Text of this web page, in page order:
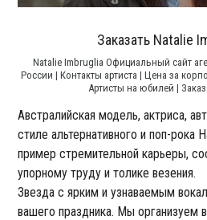
Заказать Natalie
Natalie Imbruglia Официальный сайт
России | Контакты артиста | Цена за
Артисты на юбилей |
Австралийская модель, актриса,
стиле альтернативного и поп-рока
пример стремительной карьеры,
упорному труду и толике везения.
Звезда с ярким и узнаваемым
вашего праздника. Мы организуем